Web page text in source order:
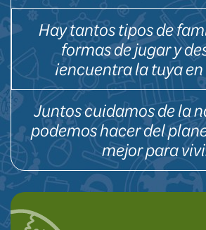
Hay tantos tipos de
formas de jugar y
¡encuentra la tuya
Juntos cuidamos de la
podemos hacer del
mejor para